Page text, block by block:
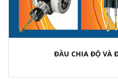
ĐẦU CHIA ĐỘ VÀ